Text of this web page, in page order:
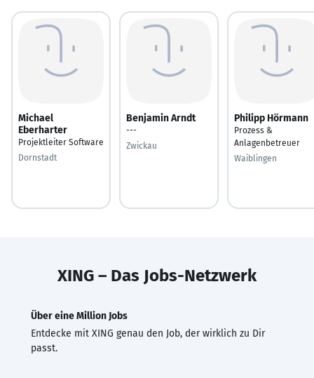
Michael
Eberharter
Projektleiter Software
Dornstadt
Benjamin Arndt
---
Zwickau
Philipp Hörmann
Prozess &
Anlagenbetreuer
Waiblingen
XING – Das Jobs-Netzwerk
Über eine Million Jobs
Entdecke mit XING genau den Job, der wirklich zu Dir
passt.